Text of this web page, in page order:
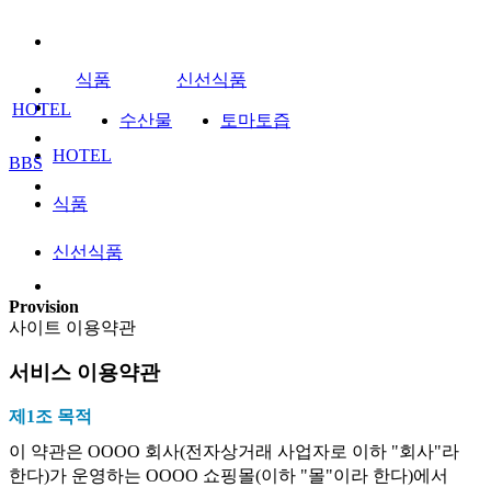
HOTEL
식품
신선식품
HOTEL
식품
수산물
신선식품
토마토즙
BBS
Provision
사이트 이용약관
서비스 이용약관
제1조 목적
이 약관은 OOOO 회사(전자상거래 사업자로 이하 "회사"라
한다)가 운영하는 OOOO 쇼핑몰(이하 "몰"이라 한다)에서